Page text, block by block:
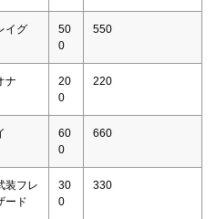
イグ
50
0
550
ナ
20
0
220
60
0
660
装フレ
ード
30
0
330